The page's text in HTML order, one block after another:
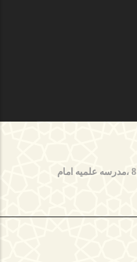
فارس، جهرم، خیابان شهید فرد اسدی، کوچه8 ،مدرسه علمیه امام